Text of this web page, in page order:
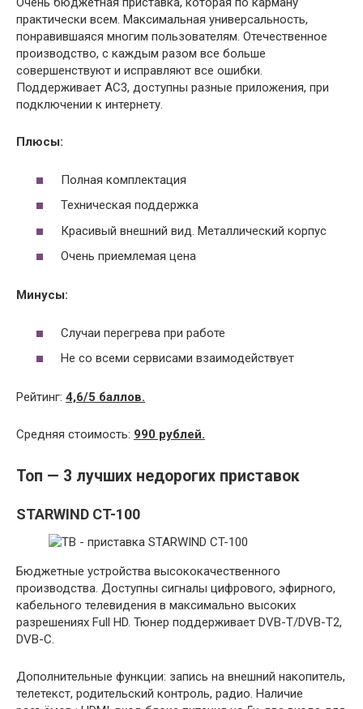
практически всем. Максимальная универсальность,
понравившаяся многим пользователям. Отечественное
производство, с каждым разом все больше
совершенствуют и исправляют все ошибки.
Поддерживает AC3, доступны разные приложения, при
подключении к интернету.
Плюсы:
Полная комплектация
Техническая поддержка
Красивый внешний вид. Металлический корпус
Очень приемлемая цена
Минусы:
Случаи перегрева при работе
Не со всеми сервисами взаимодействует
Рейтинг: 4,6/5 баллов.
Средняя стоимость: 990 рублей.
Топ — 3 лучших недорогих приставок
STARWIND CT-100
Бюджетные устройства высококачественного
производства. Доступны сигналы цифрового, эфирного,
кабельного телевидения в максимально высоких
разрешениях Full HD. Тюнер поддерживает DVB-T/DVB-T2,
DVB-C.
Дополнительные функции: запись на внешний накопитель,
телетекст, родительский контроль, радио. Наличие